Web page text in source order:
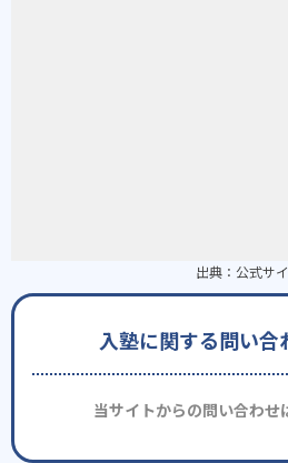
出典： 公式サ
入塾に関する問い合
当サイトからの問い合わせ